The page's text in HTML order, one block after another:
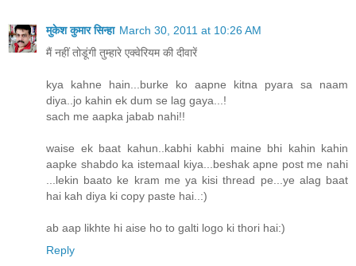
मुकेश कुमार सिन्हा March 30, 2011 at 10:26 AM
मैं नहीं तोडूंगी तुम्हारे एक्वेरियम की दीवारें
kya kahne hain...burke ko aapne kitna pyara sa naam
diya..jo kahin ek dum se lag gaya...!
sach me aapka jabab nahi!!
waise ek baat kahun..kabhi kabhi maine bhi kahin kahin
aapke shabdo ka istemaal kiya...beshak apne post me nahi
...lekin baato ke kram me ya kisi thread pe...ye alag baat
hai kah diya ki copy paste hai..:)
ab aap likhte hi aise ho to galti logo ki thori hai:)
Reply